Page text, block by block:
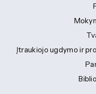
Įtraukiojo ugdymo ir